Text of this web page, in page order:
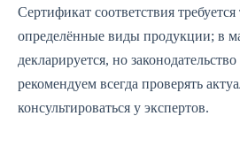
Сертификат соответствия требуется
определённые виды продукции; в
декларируется, но
рекомендуем всегда проверять
консультироваться у экспертов.